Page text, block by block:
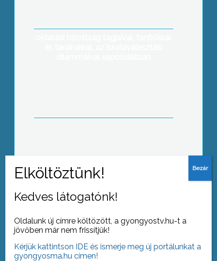
tartott oktatási szakemberekkel, az
Kedves látogatónk!
Oldalunk új címre költözött, a gyongyostv.hu-t a
jövőben már nem frissítjük!
Kérjük kattintson IDE és ismerje meg új portálunkat a
gyongyosma.hu címen!